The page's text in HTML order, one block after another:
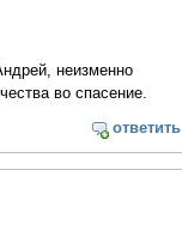
неизменно
во спасение.
ответить